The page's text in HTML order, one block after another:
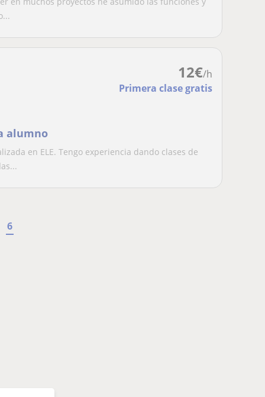
12€/h
Primera clase gratis
alumno
en ELE. Tengo experiencia dando clases de
6